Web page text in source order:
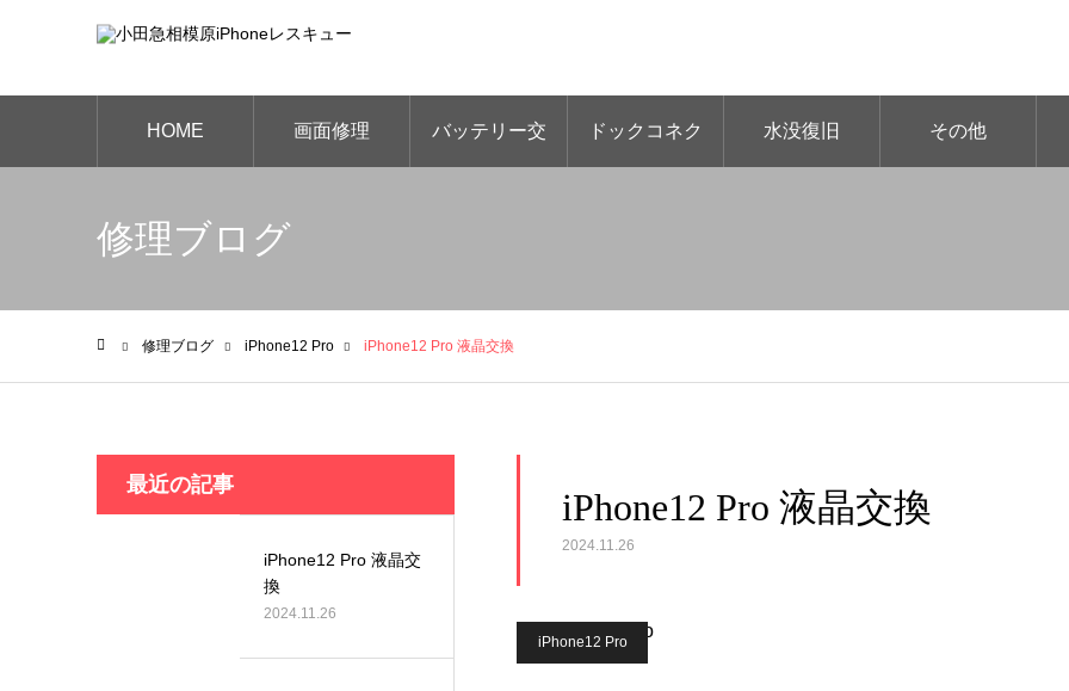
HOME 画面修理 バッテリー交 ドックコネク 水没復旧 その他
修理ブログ
修理ブログ iPhone12 Pro iPhone12 Pro 液晶交換
iPhone12 Pro 液晶交換
2024.11.26
iPhone12 Pro
最近の記事
iPhone12 Pro 液晶交
換
2024.11.26